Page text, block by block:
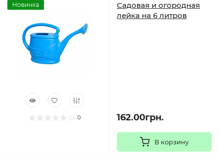
Новинка
0
Садовая и огородная
лейка на 6 литров
162.00грн.
В корзину